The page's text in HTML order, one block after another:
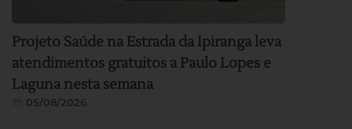
Projeto Saúde na Estrada da Ipiranga leva
atendimentos gratuitos a Paulo Lopes e
Laguna nesta semana
05/08/2026